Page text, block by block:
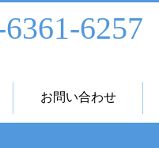
6257
お問い合わせ